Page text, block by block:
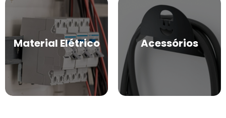
Material Elétrico Acessórios